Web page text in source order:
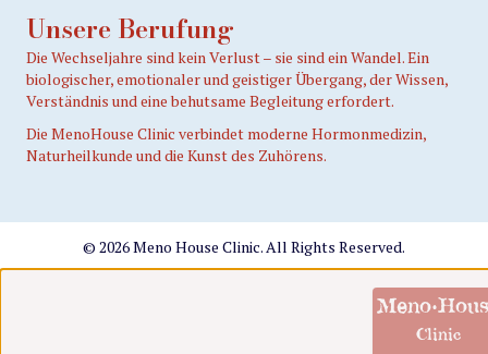
Unsere Berufung
Die Wechseljahre sind kein Verlust – sie sind ein Wandel. Ein
biologischer, emotionaler und geistiger Übergang, der Wissen,
Verständnis und eine behutsame Begleitung erfordert.
Die MenoHouse Clinic verbindet moderne Hormonmedizin,
Naturheilkunde und die Kunst des Zuhörens.
Clinic
© 2026 Meno House Clinic. All Rights Reserved.